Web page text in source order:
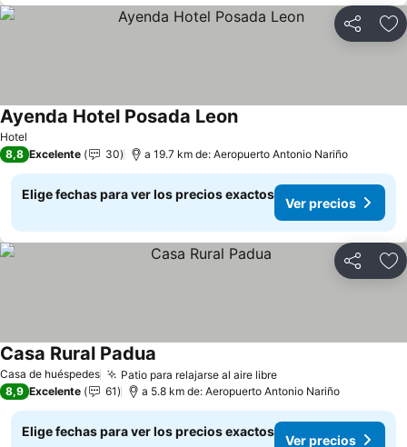
Compartir
Hotel
Ayenda Hotel Posada LeonVer precios
8,8 Excelente 30 a 19.7 km de: Aeropuerto Antonio Nariño
Elige fechas para ver los precios exactos
Ver precios
Compartir
Casa de huéspedes Patio para relajarse al aire libreVer precios
Casa Rural Padua
8,9 Excelente 61 a 5.8 km de: Aeropuerto Antonio Nariño
Elige fechas para ver los precios exactos
Ver precios